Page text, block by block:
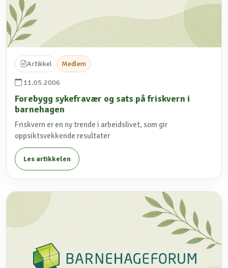
Artikkel Medlem
11.05.2006
Forebygg sykefravær og sats på friskvern i
barnehagen
Friskvern er en ny trende i arbeidslivet, som gir
oppsiktsvekkende resultater
Les artikkelen